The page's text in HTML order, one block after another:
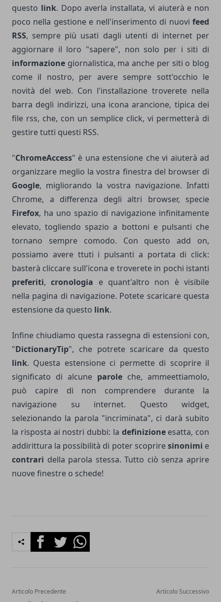
questo link. Dopo averla installata, vi aiuterà e non
poco nella gestione e nell'inserimento di nuovi feed
RSS, sempre più usati dagli utenti di internet per
aggiornare il loro "sapere", non solo per i siti di
informazione giornalistica, ma anche per siti o blog
come il nostro, per avere sempre sott'occhio le
novità del web. Con l'installazione troverete nella
barra degli indirizzi, una icona arancione, tipica dei
file rss, che, con un semplice click, vi permetterà di
gestire tutti questi RSS.
"ChromeAccess" è una estensione che vi aiuterà ad
organizzare meglio la vostra finestra del browser di
Google, migliorando la vostra navigazione. Infatti
Chrome, a differenza degli altri browser, specie
Firefox, ha uno spazio di navigazione infinitamente
elevato, togliendo spazio a bottoni e pulsanti che
tornano sempre comodo. Con questo add on,
possiamo avere ttuti i pulsanti a portata di click:
basterà cliccare sull'icona e troverete in pochi istanti
preferiti,cronologia e quant'altro non è visibile
nella pagina di navigazione. Potete scaricare questa
estensione da questo link.
Infine chiudiamo questa rassegna di estensioni con,
"DictionaryTip", che potrete scaricare da questo
link. Questa estensione ci permette di scoprire il
significato di alcune parole che, ammeettiamolo,
può capire di non comprendere durante la
navigazione su internet. Questo widget,
selezionando la parola "incriminata", ci darà subito
la risposta ai nostri dubbi: la definizione esatta, con
addirittura la possibilità di poter scopriresinonimi e
contrari della parola stessa. Tutto ciò senza aprire
nuove finestre o schede!
FacebookTwitterWhatsapp
Articolo Precedente Articolo Successivo